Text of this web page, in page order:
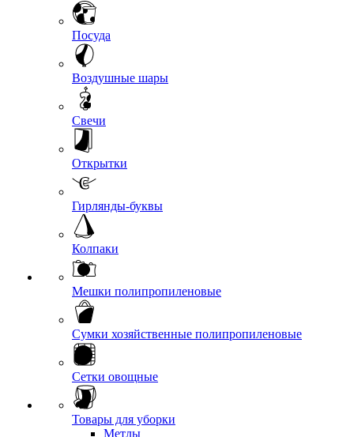
Посуда
Воздушные шары
Свечи
Открытки
Гирлянды-буквы
Колпаки
Мешки полипропиленовые
Сумки хозяйственные полипропиленовые
Сетки овощные
Товары для уборки
Метлы